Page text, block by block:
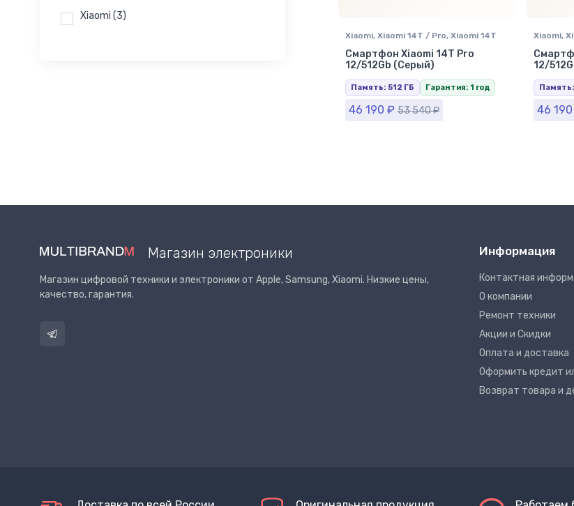
Xiaomi, Xiaomi 14T / Pro, Xiaomi 14T
Pro 512Gb
Смартфоны Xiaomi
Смартфон Xiaomi 14T Pro
12/512Gb (Серый)
Память: 512 ГБ Гарантия: 1 год
46 190 ₽ 53 540₽
Xiaomi,
Pro 512Gb
12/
46 190
Xiaomi (3)
Магазин электроники
Магазин цифровой техники и электроники от Apple, Samsung, Xiaomi. Низкие цены,
качество, гарантия.
Информация
Контактная
О компании
Ремонт техники
Акции и Скидки
Оплата и доставка
Оформить кредит
Возврат товара и